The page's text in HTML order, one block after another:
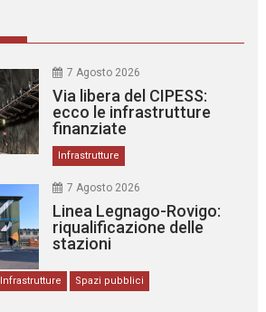
7 Agosto 2026
Via libera del CIPESS:
ecco le infrastrutture
finanziate
Infrastrutture
7 Agosto 2026
Linea Legnago-Rovigo:
riqualificazione delle
stazioni
Infrastrutture
Spazi pubblici